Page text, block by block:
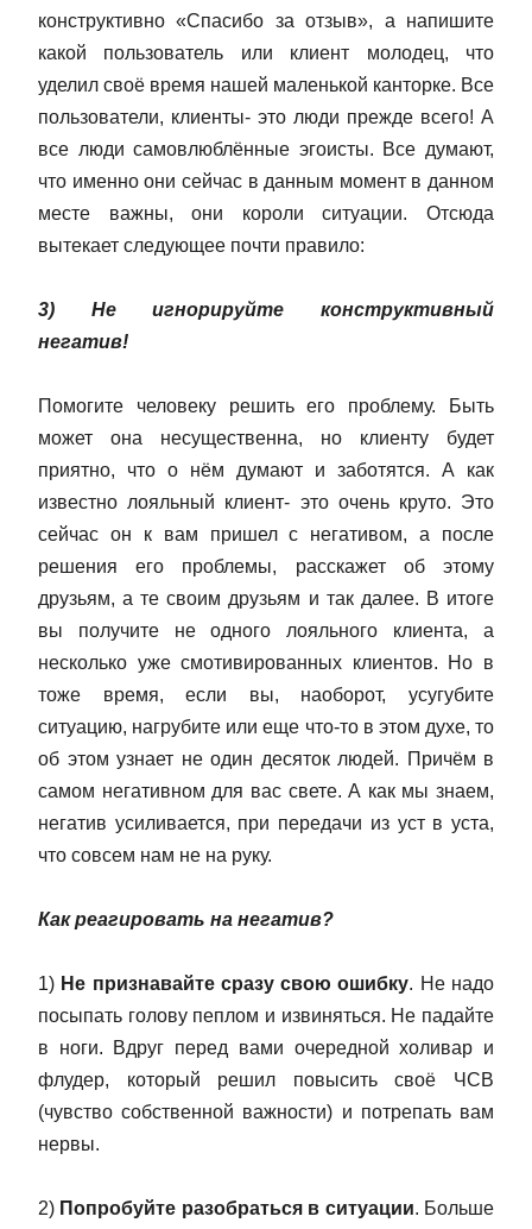
конструктивно «Спасибо за отзыв», а напишите
какой пользователь или клиент молодец, что
уделил своё время нашей маленькой канторке. Все
пользователи, клиенты- это люди прежде всего! А
все люди самовлюблённые эгоисты. Все думают,
что именно они сейчас в данным момент в данном
месте важны, они короли ситуации. Отсюда
вытекает следующее почти правило:
3) Не игнорируйте конструктивный
негатив!
Помогите человеку решить его проблему. Быть
может она несущественна, но клиенту будет
приятно, что о нём думают и заботятся. А как
известно лояльный клиент- это очень круто. Это
сейчас он к вам пришел с негативом, а после
решения его проблемы, расскажет об этому
друзьям, а те своим друзьям и так далее. В итоге
вы получите не одного лояльного клиента, а
несколько уже смотивированных клиентов. Но в
тоже время, если вы, наоборот, усугубите
ситуацию, нагрубите или еще что-то в этом духе, то
об этом узнает не один десяток людей. Причём в
самом негативном для вас свете. А как мы знаем,
негатив усиливается, при передачи из уст в уста,
что совсем нам не на руку.
Как реагировать на негатив?
1) Не признавайте сразу свою ошибку. Не надо
посыпать голову пеплом и извиняться. Не падайте
в ноги. Вдруг перед вами очередной холивар и
флудер, который решил повысить своё ЧСВ
(чувство собственной важности) и потрепать вам
нервы.
2) Попробуйте разобраться в ситуации. Больше